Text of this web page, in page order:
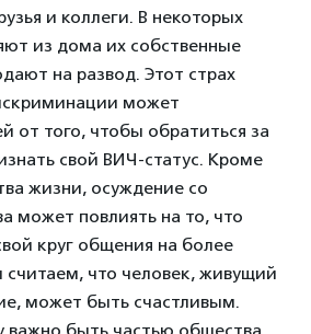
и коллеги. В некоторых
из дома их собственные
на развод. Этот страх
может
от того, чтобы обратиться за
свой ВИЧ-статус. Кроме
жизни, осуждение со
может повлиять на то, что
круг общения на более
что человек, живущий
может быть счастливым.